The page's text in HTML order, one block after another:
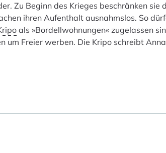
Zu Beginn des Krieges beschränken sie
ihren Aufenthalt ausnahmslos. So
als »Bordellwohnungen« zugelassen
um Freier werben. Die Kripo schreibt